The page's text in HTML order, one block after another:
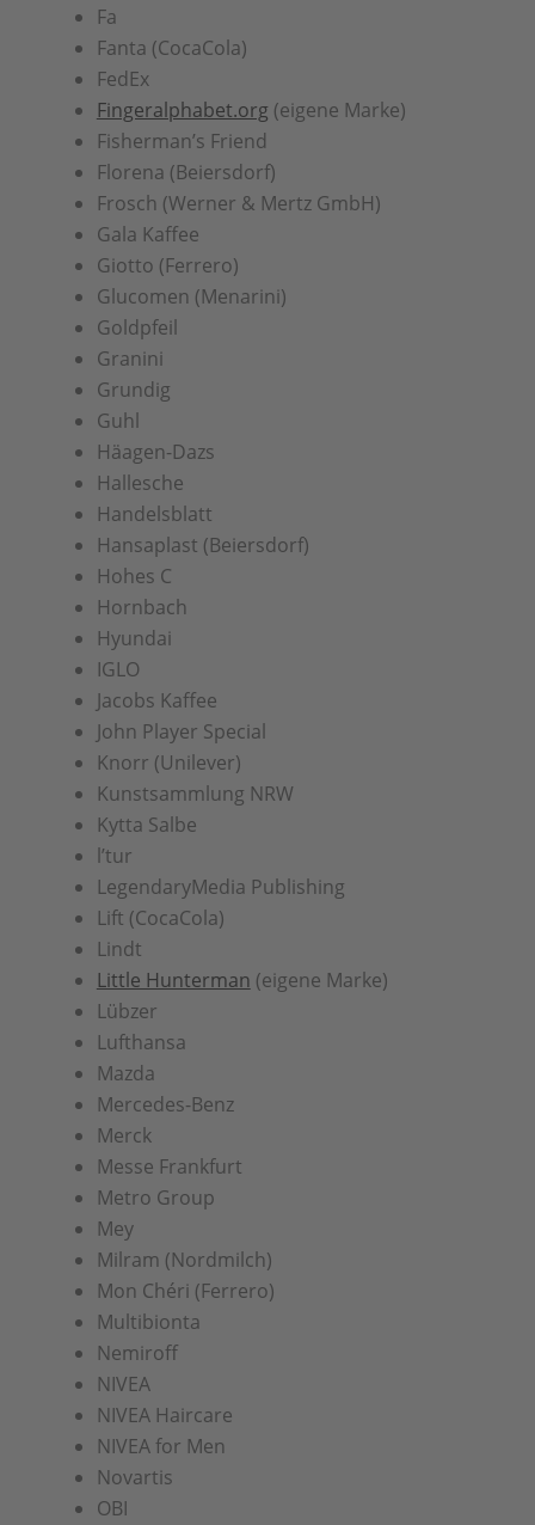
Fa
Fanta (CocaCola)
FedEx
Fingeralphabet.org (eigene Marke)
Fisherman’s Friend
Florena (Beiersdorf)
Frosch (Werner & Mertz GmbH)
Gala Kaffee
Giotto (Ferrero)
Glucomen (Menarini)
Goldpfeil
Granini
Grundig
Guhl
Häagen-Dazs
Hallesche
Handelsblatt
Hansaplast (Beiersdorf)
Hohes C
Hornbach
Hyundai
IGLO
Jacobs Kaffee
John Player Special
Knorr (Unilever)
Kunstsammlung NRW
Kytta Salbe
l’tur
LegendaryMedia Publishing
Lift (CocaCola)
Lindt
Little Hunterman (eigene Marke)
Lübzer
Lufthansa
Mazda
Mercedes-Benz
Merck
Messe Frankfurt
Metro Group
Mey
Milram (Nordmilch)
Mon Chéri (Ferrero)
Multibionta
Nemiroff
NIVEA
NIVEA Haircare
NIVEA for Men
Novartis
OBI